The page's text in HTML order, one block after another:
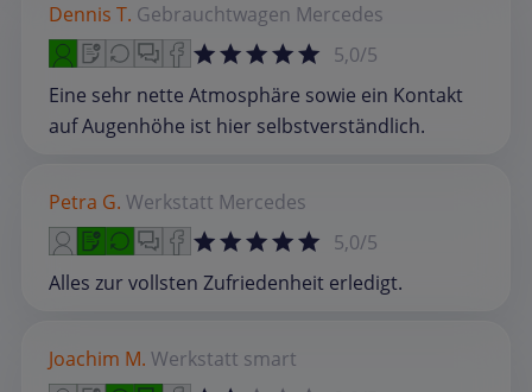
Dennis T. Gebrauchtwagen Mercedes
5,0/5
Eine sehr nette Atmosphäre sowie ein Kontakt
auf Augenhöhe ist hier selbstverständlich.
Petra G. Werkstatt Mercedes
5,0/5
Alles zur vollsten Zufriedenheit erledigt.
Joachim M. Werkstatt smart